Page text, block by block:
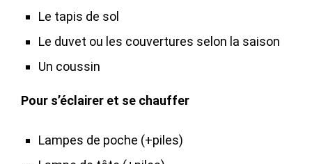
Le tapis de sol
Le duvet ou les couvertures selon la saison
Un coussin
Pour s’éclairer et se chauffer
Lampes de poche (+piles)